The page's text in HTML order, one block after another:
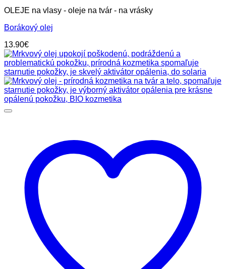
OLEJE na vlasy - oleje na tvár - na vrásky
Borákový olej
13.90€